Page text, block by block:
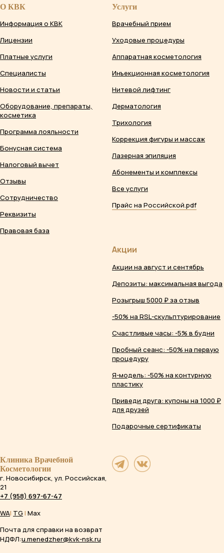
О КВК
Информация о КВК
Лицензии
Платные услуги
Специалисты
Новости и статьи
Оборудование, препараты,
косметика
Программа лояльности
Бонусная система
Налоговый вычет
Отзывы
Сотрудничество
Реквизиты
Правовая база
Услуги
Врачебный прием
Уходовые процедуры
Аппаратная косметология
Инъекционная косметология
Нитевой лифтинг
Дерматология
Трихология
Коррекция фигуры и массаж
Лазерная эпиляция
Абонементы и комплексы
Все услуги
Прайс на Российской.pdf
Акции
Акции на август и сентябрь
Депозиты: максимальная выгода
Розыгрыш 5000 ₽ за отзыв
-50% на RSL-скульптурирование
Счастливые часы: -5% в будни
Пробный сеанс: -50% на первую
процедуру
Я-модель: -50% на контурную
пластику
Приведи друга: купоны на 1000 ₽
для друзей
Подарочные сертификаты
Клиника Врачебной
Косметологии
г. Новосибирск, ул. Российская,
21
+7 (958) 697-67-47
WA| TG| Max
Почта для справки на возврат
НДФЛ:u.menedzher@kvk-nsk.ru